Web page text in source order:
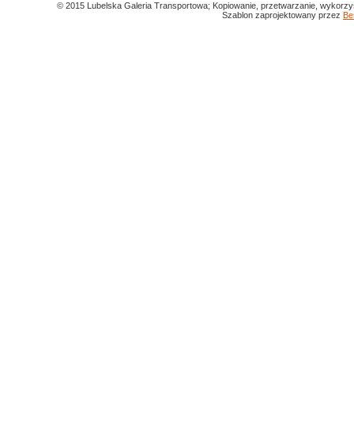
© 2015 Lubelska Galeria Transportowa; Kopiowanie, przetwarzanie,
Szablon zaprojektowany przez